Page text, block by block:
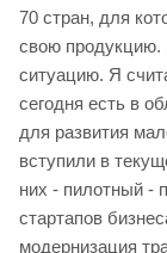
70 стран, для
свою продукцию.
ситуацию. Я
сегодня есть в
для развития
вступили в
них - пилотный -
стартапов
модернизация